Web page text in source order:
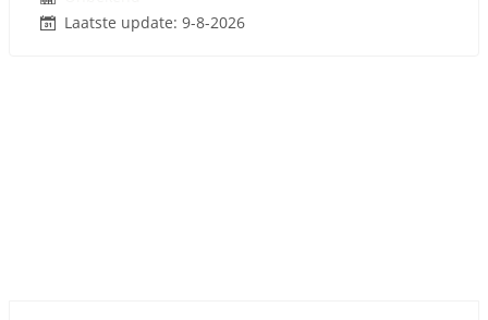
Laatste update: 9-8-2026